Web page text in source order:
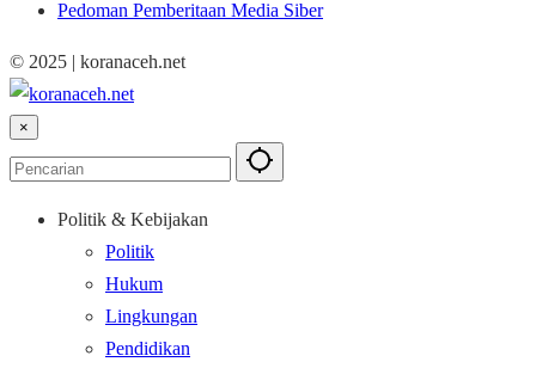
Pedoman Pemberitaan Media Siber
© 2025 | koranaceh.net
×
Politik & Kebijakan
Politik
Hukum
Lingkungan
Pendidikan